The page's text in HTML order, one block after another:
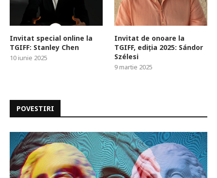
Invitat special online la
TGIFF: Stanley Chen
10 iunie 2025
Invitat de onoare la
TGIFF, ediția 2025: Sándor
Szélesi
9 martie 2025
POVESTIRI